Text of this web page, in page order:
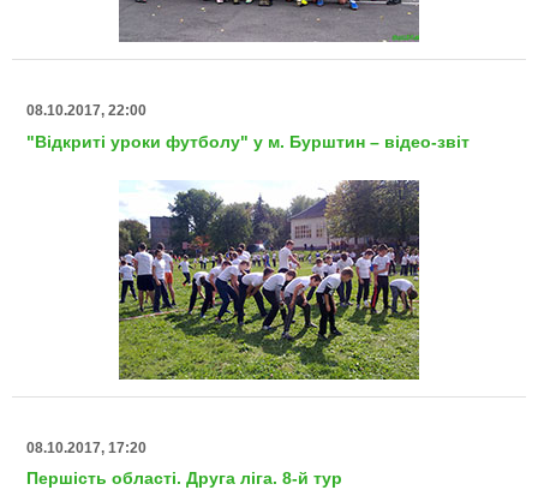
08.10.2017, 22:00
"Відкриті уроки футболу" у м. Бурштин – відео-звіт
08.10.2017, 17:20
Першість області. Друга ліга. 8-й тур